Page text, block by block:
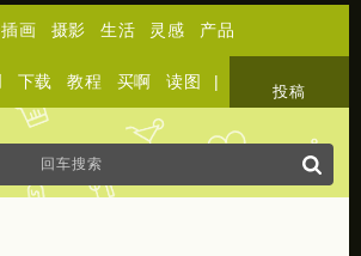
插画 摄影 生活 灵感 产品
下载 教程 买啊 读图 |
投稿